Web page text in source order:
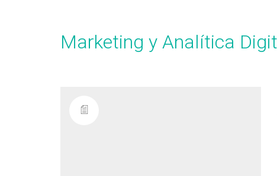
Marketing y Analítica